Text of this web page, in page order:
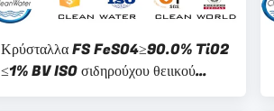
Κρύσταλλα FS FeSO4≥90.0% TiO2
≤1% BV ISO σιδηρούχου θειικού
άλατος κατεργασίας ύδατος